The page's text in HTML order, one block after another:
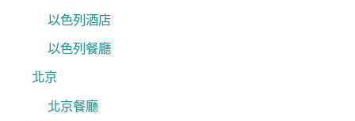
以色列酒店
以色列餐廳
北京
北京餐廳